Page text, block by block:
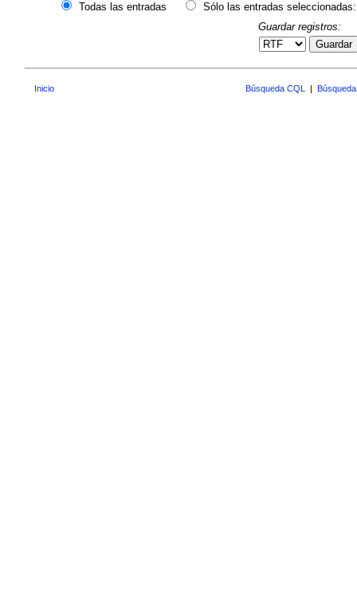
Todas las entradas
Sólo las entradas seleccionadas:
Guardar registros:
Guardar
Inicio Búsqueda CQL